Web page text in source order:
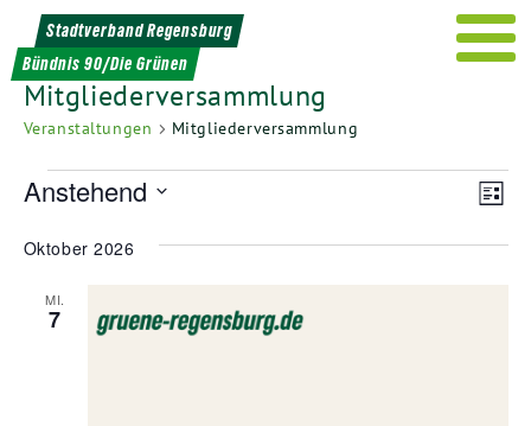
Weiter
zum
Inhalt
Stadtverband Regensburg
Bündnis 90/Die Grünen
Mitgliederversammlung
Veranstaltungen Mitgliederversammlung
Veranstaltungen Liste
Anstehend
wählen.
Oktober 2026
MI.
7